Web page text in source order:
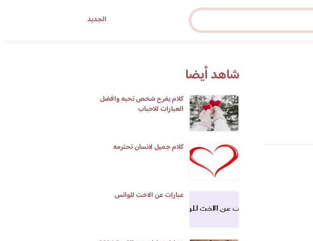
الجديد
شاهد أيضا
كلام يفرح شخص تحبه وافضل
العبارات للاحباب
كلام جميل لانسان تحترمه
عبارات عن الاخت للواتس